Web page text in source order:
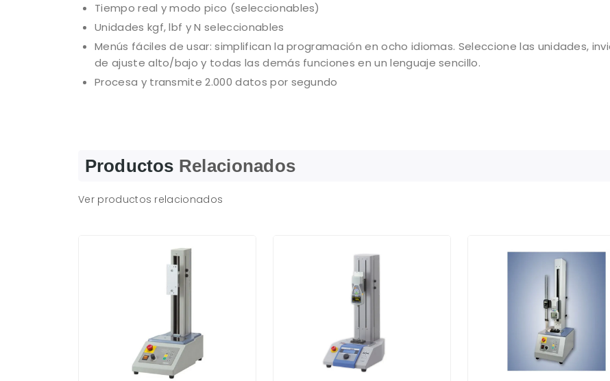
Tiempo real y modo pico (seleccionables)
Unidades kgf, lbf y N seleccionables
Menús fáciles de usar: simplifican la programación en ocho idiomas. Seleccione las unidades,
de ajuste alto/bajo y todas las demás funciones en un lenguaje sencillo.
Procesa y transmite 2.000 datos por segundo
Productos Relacionados
Ver productos relacionados